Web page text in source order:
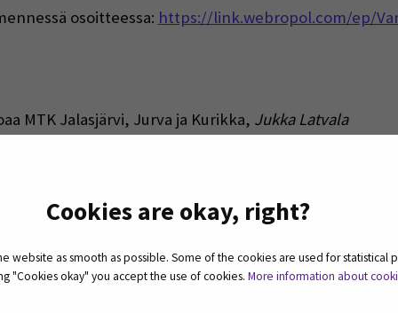
Cookies are okay, right?
website as smooth as possible. Some of the cookies are used for statistical
"Cookies okay" you accept the use of cookies. More information about
osoitteessa: https://link.webropol.com/ep/
MTK Jalasjärvi, Jurva ja Kurikka, Jukka Latvala
näkökulmasta:Reijo Hämäläinen (Kurikan
ja valmiuslaki maatiloilla:Ari Perämäki Etelä-